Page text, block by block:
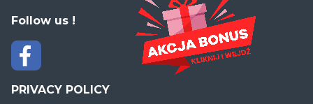
Follow us !
PRIVACY POLICY